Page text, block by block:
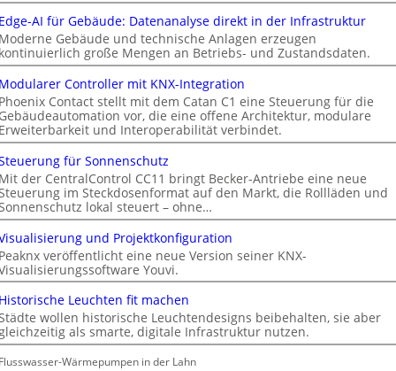
AI für Gebäude: Datenanalyse direkt in der Infrastruktur
Gebäude und technische Anlagen erzeugen
große Mengen an Betriebs- und Zustandsdaten.
Controller mit KNX-Integration
Contact stellt mit dem Catan C1 eine Steuerung für die
vor, die eine offene Architektur, modulare
und Interoperabilität verbindet.
für Sonnenschutz
der CentralControl CC11 bringt Becker-Antriebe eine neue
im Steckdosenformat auf den Markt, die Rollläden und
lokal steuert – ohne…
und Projektkonfiguration
veröffentlicht eine neue Version seiner KNX-
Youvi.
Leuchten fit machen
wollen historische Leuchtendesigns beibehalten, sie aber
als smarte, digitale Infrastruktur nutzen.
Wärmepumpen in der Lahn